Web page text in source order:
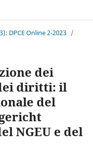
DPCE Online 2-2023 /
dei
diritti: il
del
NGEU e del